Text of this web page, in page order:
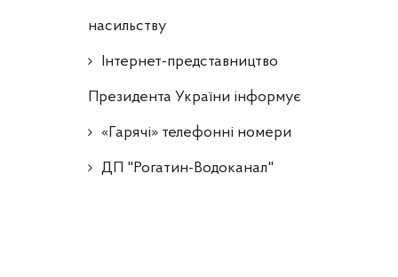
насильству
Інтернет-представництво
Президента України інформує
«Гарячі» телефонні номери
ДП "Рогатин-Водоканал"